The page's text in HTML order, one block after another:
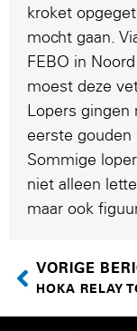
kroket
mocht gaan.
FEBO in
moest deze
Lopers gingen
eerste
Sommige
niet alleen
maar ook
VORIGE